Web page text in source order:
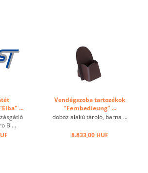
...
B ...
Vendégszoba tartozékok
"Fernbedieung" ...
doboz alakú tároló, barna ...
8.833,00 HUF